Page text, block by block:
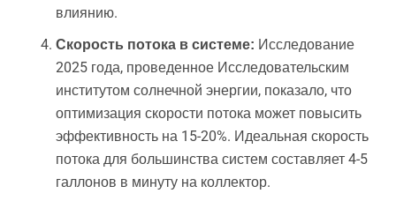
влиянию.
Скорость потока в системе: Исследование
2025 года, проведенное Исследовательским
институтом солнечной энергии, показало, что
оптимизация скорости потока может повысить
эффективность на 15-20%. Идеальная скорость
потока для большинства систем составляет 4-5
галлонов в минуту на коллектор.